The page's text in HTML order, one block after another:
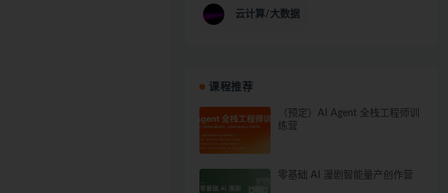
云计算/大数据
课程推荐
（预定）AI Agent 全栈工程师训
练营
零基础 AI 漫剧智能量产创作营